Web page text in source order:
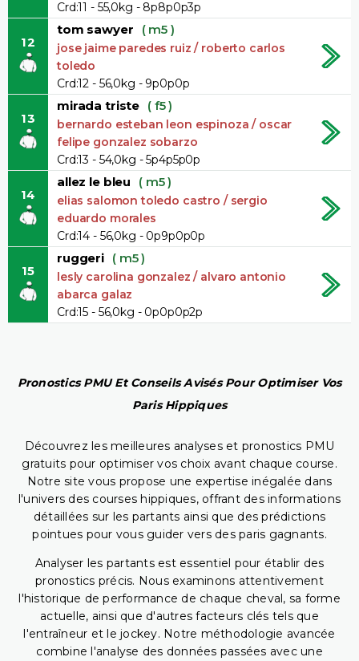
Crd:11 - 55,0kg - 8p8p0p3p
12
tom sawyer ( m5 )
jose jaime paredes ruiz / roberto carlos
toledo
Crd:12 - 56,0kg - 9p0p0p
13
mirada triste ( f5 )
bernardo esteban leon espinoza / oscar
felipe gonzalez sobarzo
Crd:13 - 54,0kg - 5p4p5p0p
14
allez le bleu ( m5 )
elias salomon toledo castro / sergio
eduardo morales
Crd:14 - 56,0kg - 0p9p0p0p
15
ruggeri ( m5 )
lesly carolina gonzalez / alvaro antonio
abarca galaz
Crd:15 - 56,0kg - 0p0p0p2p
Pronostics PMU Et Conseils Avisés Pour Optimiser Vos
Paris Hippiques
Découvrez les meilleures analyses et pronostics PMU
gratuits pour optimiser vos choix avant chaque course.
Notre site vous propose une expertise inégalée dans
l'univers des courses hippiques, offrant des informations
détaillées sur les partants ainsi que des prédictions
pointues pour vous guider vers des paris gagnants.
Analyser les partants est essentiel pour établir des
pronostics précis. Nous examinons attentivement
l'historique de performance de chaque cheval, sa forme
actuelle, ainsi que d'autres facteurs clés tels que
l'entraîneur et le jockey. Notre méthodologie avancée
combine l'analyse des données passées avec une